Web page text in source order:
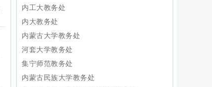
内工大教务处
内大教务处
内蒙古大学教务处
河套大学教务处
集宁师范教务处
内蒙古民族大学教务处